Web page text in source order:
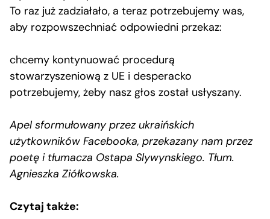
To raz już zadziałało, a teraz potrzebujemy was,
aby rozpowszechniać odpowiedni przekaz:
chcemy kontynuować procedurą
stowarzyszeniową z UE i desperacko
potrzebujemy, żeby nasz głos został usłyszany.
Apel sformułowany przez ukraińskich
użytkowników Facebooka, przekazany nam przez
poetę i tłumacza Ostapa Slywynskiego. Tłum.
Agnieszka Ziółkowska.
Czytaj także: